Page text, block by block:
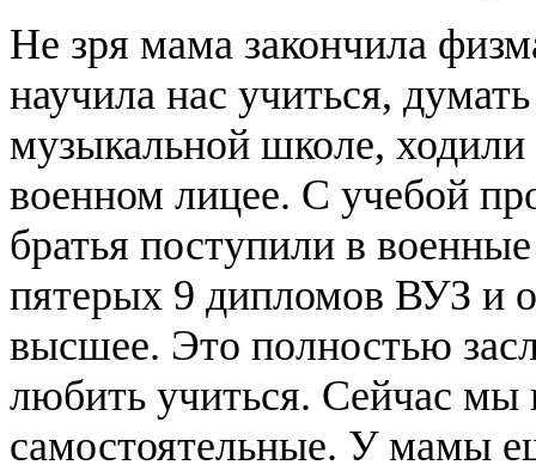
Не зря мама закончила
научила нас учиться,
музыкальной школе,
военном лицее. С учебой
братья поступили в
пятерых 9 дипломов ВУЗ и
высшее. Это полностью
любить учиться. Сейчас мы
самостоятельные. У мамы